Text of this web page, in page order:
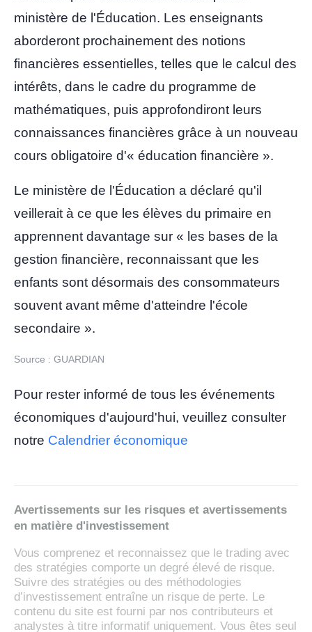
ministère de l'Éducation. Les enseignants
aborderont prochainement des notions
financières essentielles, telles que le calcul des
intérêts, dans le cadre du programme de
mathématiques, puis approfondiront leurs
connaissances financières grâce à un nouveau
cours obligatoire d'« éducation financière ».
Le ministère de l'Éducation a déclaré qu'il
veillerait à ce que les élèves du primaire en
apprennent davantage sur « les bases de la
gestion financière, reconnaissant que les
enfants sont désormais des consommateurs
souvent avant même d'atteindre l'école
secondaire ».
Source : GUARDIAN
Pour rester informé de tous les événements
économiques d'aujourd'hui, veuillez consulter
notre Calendrier économique
Avertissements sur les risques et avertissements
en matière d'investissement
Vous comprenez et reconnaissez que le trading avec
des stratégies comporte un degré élevé de risque.
Suivre des stratégies ou des méthodologies
d’investissement entraîne un risque de perte. Le
contenu du site est fourni par nos contributeurs et
analystes à titre informatif uniquement. Vous êtes seul